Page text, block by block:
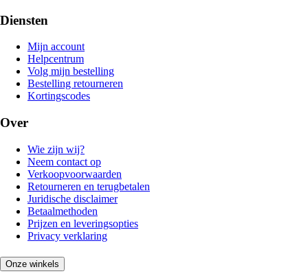
Diensten
Mijn account
Helpcentrum
Volg mijn bestelling
Bestelling retourneren
Kortingscodes
Over
Wie zijn wij?
Neem contact op
Verkoopvoorwaarden
Retourneren en terugbetalen
Juridische disclaimer
Betaalmethoden
Prijzen en leveringsopties
Privacy verklaring
Onze winkels